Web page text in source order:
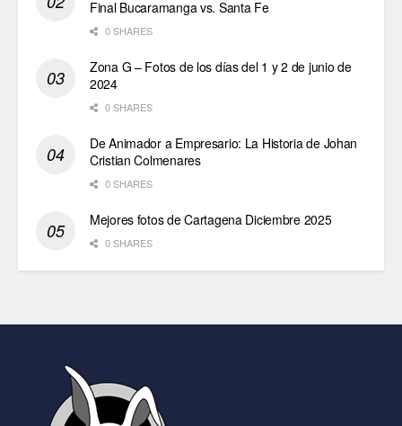
Final Bucaramanga vs. Santa Fe
0 SHARES
Zona G – Fotos de los días del 1 y 2 de junio de
2024
0 SHARES
De Animador a Empresario: La Historia de Johan
Cristian Colmenares
0 SHARES
Mejores fotos de Cartagena Diciembre 2025
0 SHARES